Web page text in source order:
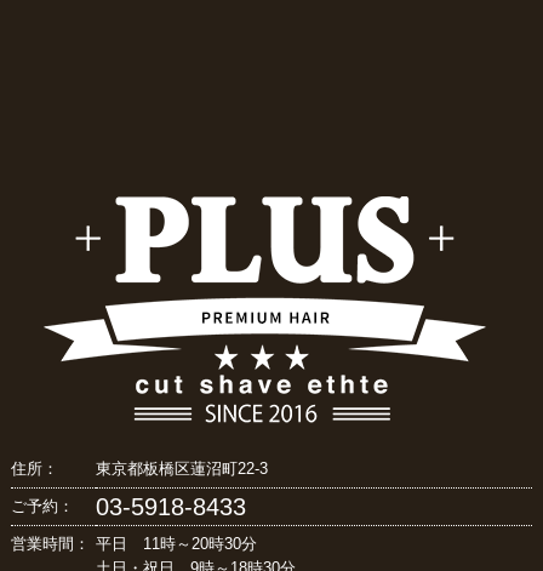
住所： 東京都板橋区蓮沼町22-3
ご予約： 03-5918-8433
営業時間：
平日 11時～20時30分